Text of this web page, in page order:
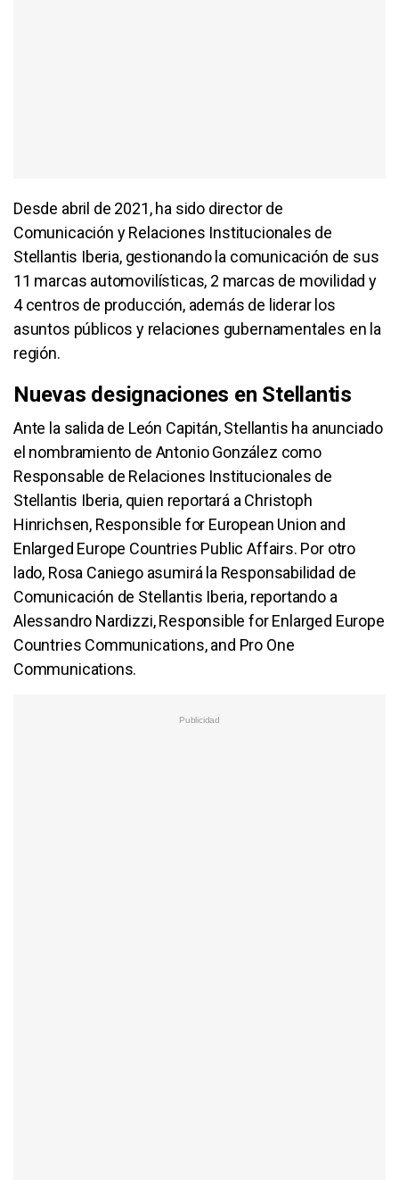
Desde abril de 2021, ha sido director de
Comunicación y Relaciones Institucionales de
Stellantis Iberia, gestionando la comunicación de sus
11 marcas automovilísticas, 2 marcas de movilidad y
4 centros de producción, además de liderar los
asuntos públicos y relaciones gubernamentales en la
región.
Nuevas designaciones en Stellantis
Ante la salida de León Capitán, Stellantis ha anunciado
el nombramiento de Antonio González como
Responsable de Relaciones Institucionales de
Stellantis Iberia, quien reportará a Christoph
Hinrichsen, Responsible for European Union and
Enlarged Europe Countries Public Affairs. Por otro
lado, Rosa Caniego asumirá la Responsabilidad de
Comunicación de Stellantis Iberia, reportando a
Alessandro Nardizzi, Responsible for Enlarged Europe
Countries Communications, and Pro One
Communications.